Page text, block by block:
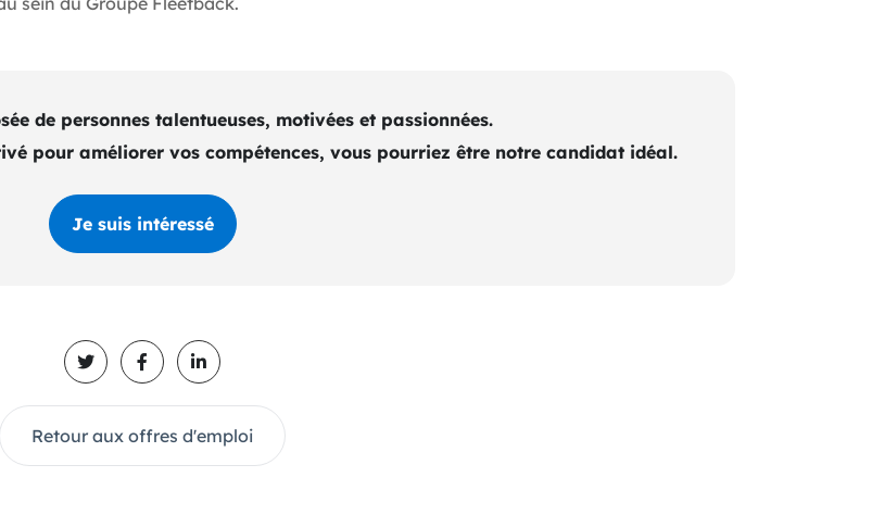
de personnes talentueuses, motivées et passionnées.
pour améliorer vos compétences, vous pourriez être notre candidat idéal.
Je suis intéressé
Retour aux offres d'emploi